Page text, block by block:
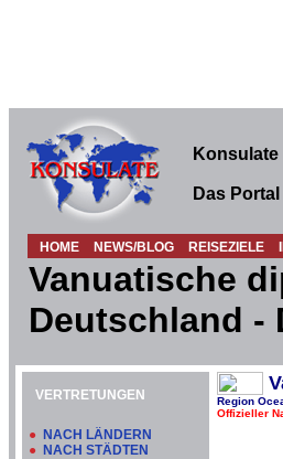
Das
HOME NEWS/BLOG REISEZIELE
Vanuatische
Deutschland -
VERTRETUNGEN
● NACH LÄNDERN
● NACH STÄDTEN
Region
Offizieller